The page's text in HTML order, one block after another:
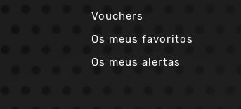
Vouchers
Os meus favoritos
Os meus alertas